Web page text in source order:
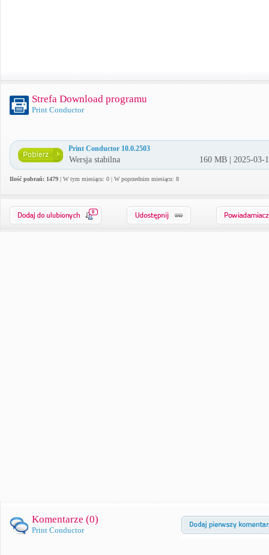
Strefa Download programu
Print Conductor
Print Conductor 10.0.2503
Wersja stabilna 160 MB | 2025-03-
Ilość pobrań: 1479 | W tym miesiącu: 0 | W poprzednim miesiącu: 8
0
Komentarze (0)
Print Conductor